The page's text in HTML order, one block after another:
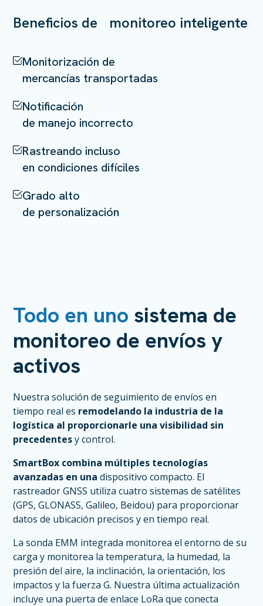
Beneficios de monitoreo inteligente
Monitorización de
mercancías transportadas
Notificación
de manejo incorrecto
Rastreando incluso
en condiciones difíciles
Grado alto
de personalización
Todo en uno sistema de
monitoreo de envíos y
activos
Nuestra solución de seguimiento de envíos en
tiempo real es remodelando la industria de la
logística al proporcionarle una visibilidad sin
precedentesy control.
SmartBox combina múltiples tecnologías
avanzadas en una dispositivo compacto. El
rastreador GNSS utiliza cuatro sistemas de satélites
(GPS, GLONASS, Galileo, Beidou) para proporcionar
datos de ubicación precisos y en tiempo real.
La sonda EMM integrada monitorea el entorno de su
carga y monitorea la temperatura, la humedad, la
presión del aire, la inclinación, la orientación, los
impactos y la fuerza G. Nuestra última actualización
incluye una puerta de enlace LoRa que conecta